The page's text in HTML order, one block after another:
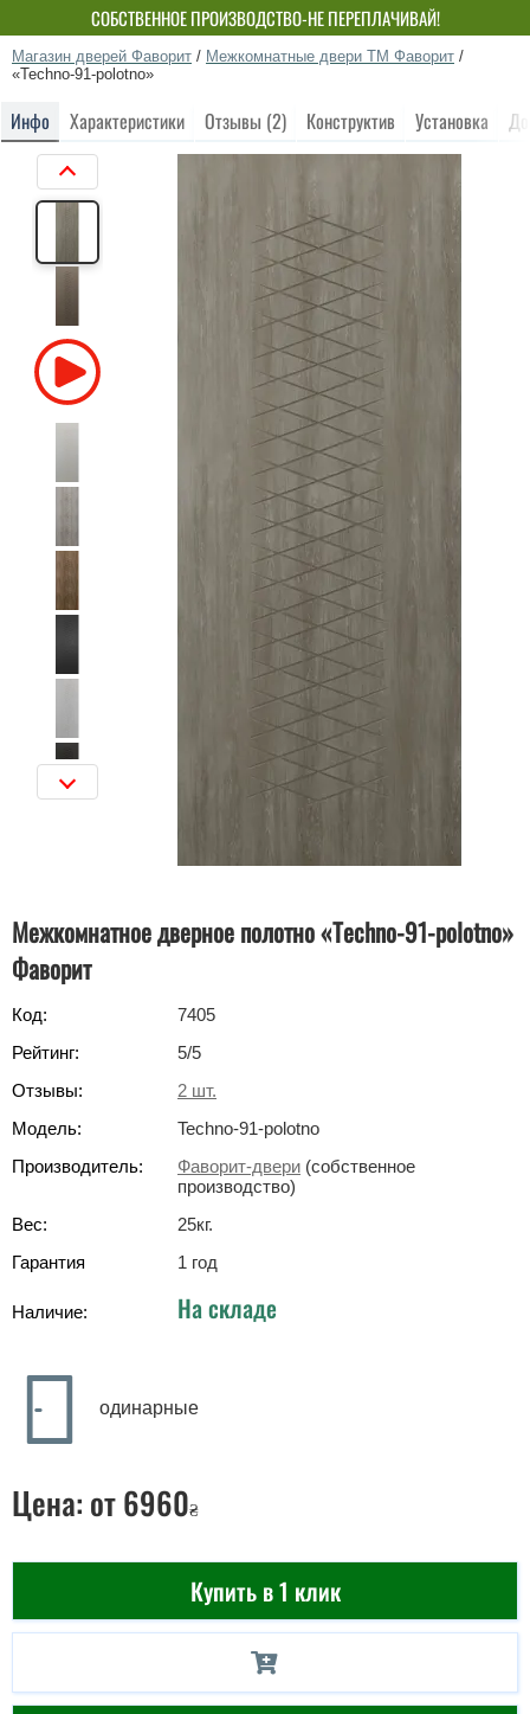
СОБСТВЕННОЕ ПРОИЗВОДСТВО-НЕ ПЕРЕПЛАЧИВАЙ!
Магазин дверей Фаворит / Межкомнатные двери ТМ Фаворит /
«Techno-91-polotno»
Инфо Характеристики Отзывы (2) Конструктив Установка
Межкомнатное дверное полотно «Techno-91-polotno»
Фаворит
Код:
7405
Рейтинг:
5/5
Отзывы:
2 шт.
Модель:
Techno-91-polotno
Производитель:
Фаворит-двери (собственное
производство)
Вес:
25кг.
Гарантия
1 год
Наличие: На складе
одинарные
Цена: от 6960₴
Купить в 1 клик